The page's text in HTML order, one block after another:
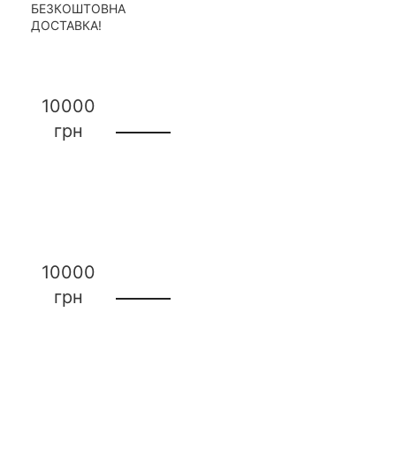
БЕЗКОШТОВНА
ДОСТАВКА!
10000
грн
10000
грн